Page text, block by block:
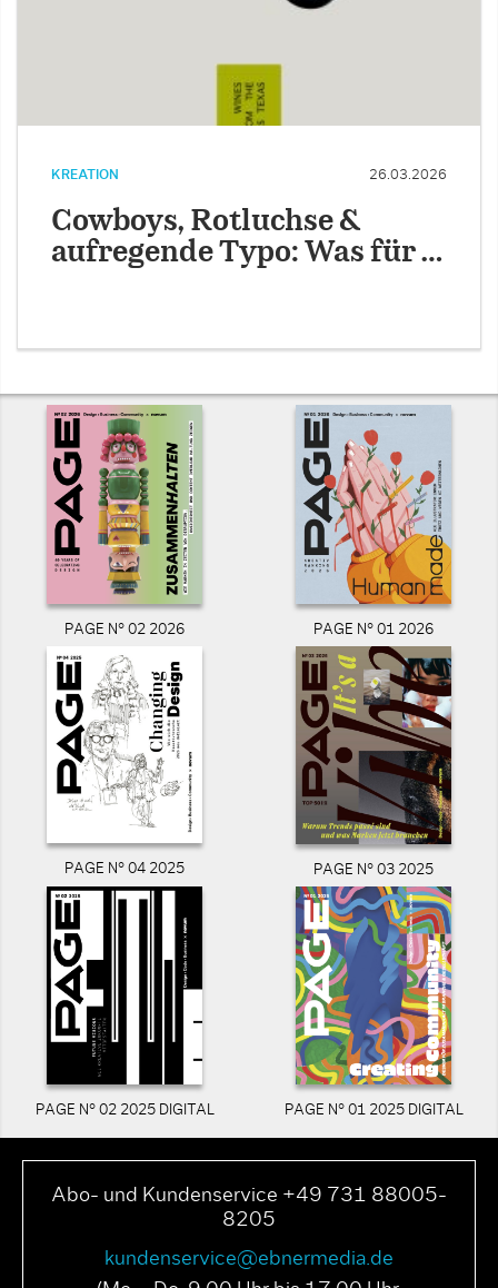
KREATION 26.03.2026
Cowboys, Rotluchse &
aufregende Typo: Was für …
PAGE N° 02 2026 PAGE N° 01 2026
PAGE N° 04 2025 PAGE N° 03 2025
PAGE N° 02 2025 DIGITAL PAGE N° 01 2025 DIGITAL
Abo- und Kundenservice +49 731 88005-
8205
kundenservice@ebnermedia.de